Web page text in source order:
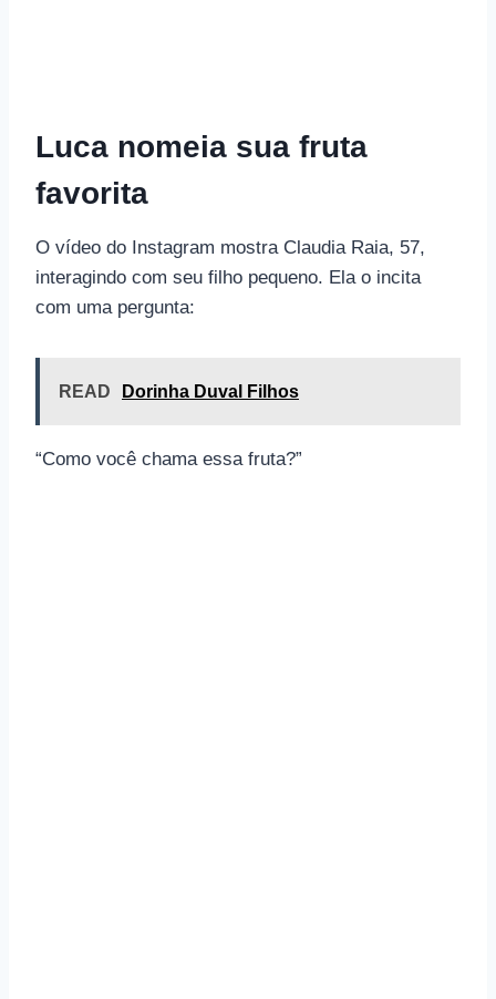
Luca nomeia sua fruta
favorita
O vídeo do Instagram mostra Claudia Raia, 57,
interagindo com seu filho pequeno. Ela o incita
com uma pergunta:
READ Dorinha Duval Filhos
“Como você chama essa fruta?”